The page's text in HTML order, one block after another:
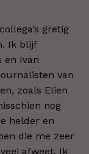
gretig
Ik blijf
en Ivan
van
zoals Elien
nog
helder en
die me zeer
afweet. Ik